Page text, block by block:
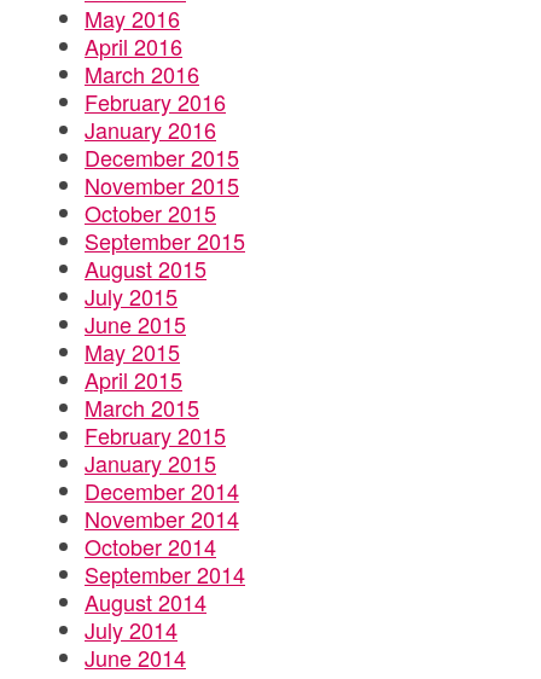
May 2016
April 2016
March 2016
February 2016
January 2016
December 2015
November 2015
October 2015
September 2015
August 2015
July 2015
June 2015
May 2015
April 2015
March 2015
February 2015
January 2015
December 2014
November 2014
October 2014
September 2014
August 2014
July 2014
June 2014